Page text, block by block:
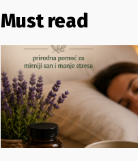
Must read